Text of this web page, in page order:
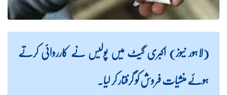
(لاہور نیوز) اکبری گیٹ میں پولیس نے کارروائی کرتے
ہوئے منشیات فروش کو گرفتار کر لیا۔